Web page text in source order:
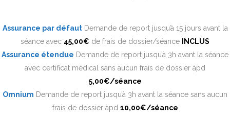
Assurance par défautDemande de report jusqu’à 15 jours avant la
séance avec 45,00€ de frais de dossier/séance
INCLUS
Assurance étendue Demande de report jusqu’à 3h avant la séance
avec certificat médical sans aucun frais de dossier àpd
5,00€/séance
Omnium Demande de report jusqu’à 3h avant la séance sans aucun
frais de dossier àpd 10,00€/séance